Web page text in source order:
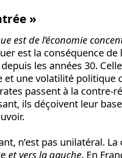
»
est de l’économie
est la conséquence
les années 30.
une volatilité politique
passent à la contre-
ils déçoivent leur
n’est pas unilatéral.
et vers la gauche. En